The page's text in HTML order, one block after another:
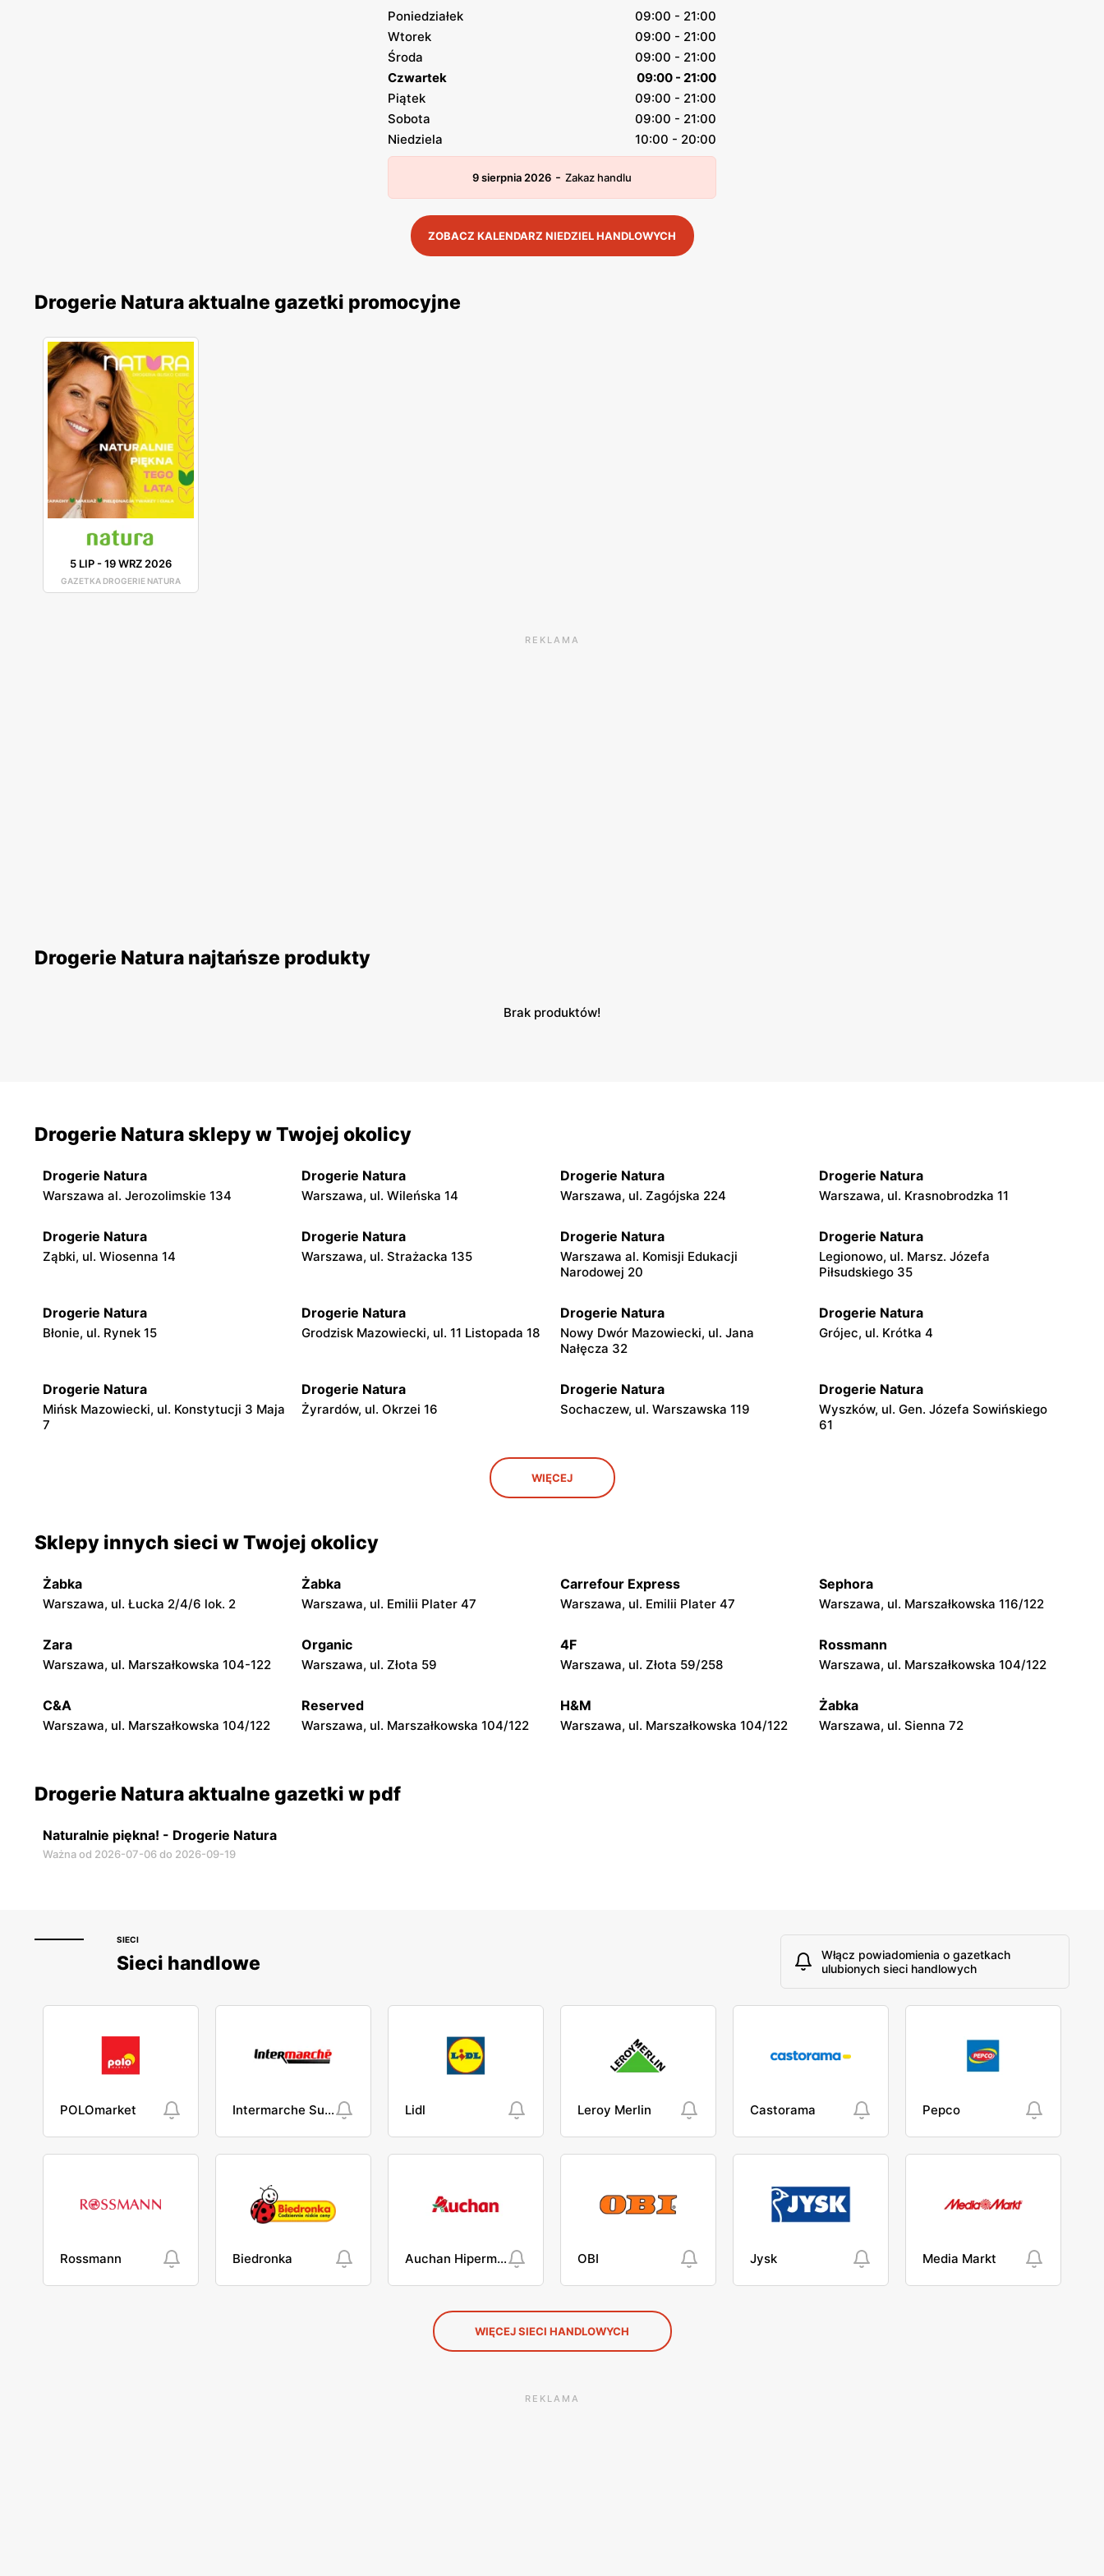
Poniedziałek
09:00 - 21:00
Wtorek
09:00 - 21:00
Środa
09:00 - 21:00
Czwartek
09:00 - 21:00
Piątek
09:00 - 21:00
Sobota
09:00 - 21:00
Niedziela
10:00 - 20:00
9 sierpnia 2026 - Zakaz handlu
ZOBACZ KALENDARZ NIEDZIEL HANDLOWYCH
Drogerie Natura aktualne gazetki promocyjne
5 LIP-19 WRZ 2026
GAZETKA DROGERIE NATURA
REKLAMA
Drogerie Natura najtańsze produkty
Brak produktów!
Drogerie Natura sklepy w Twojej okolicy
Drogerie Natura
Warszawa al. Jerozolimskie 134
Drogerie Natura
Warszawa, ul. Wileńska 14
Drogerie Natura
Warszawa, ul. Zagójska 224
Drogerie Natura
Warszawa, ul. Krasnobrodzka 11
Drogerie Natura
Ząbki, ul. Wiosenna 14
Drogerie Natura
Warszawa, ul. Strażacka 135
Drogerie Natura
Warszawa al. Komisji Edukacji
Narodowej 20
Drogerie Natura
Legionowo, ul. Marsz. Józefa
Piłsudskiego 35
Drogerie Natura
Błonie, ul. Rynek 15
Drogerie Natura
Grodzisk Mazowiecki, ul. 11 Listopada 18
Drogerie Natura
Nowy Dwór Mazowiecki, ul. Jana
Nałęcza 32
Drogerie Natura
Grójec, ul. Krótka 4
Drogerie Natura
Mińsk Mazowiecki, ul. Konstytucji 3 Maja
7
Drogerie Natura
Żyrardów, ul. Okrzei 16
Drogerie Natura
Sochaczew, ul. Warszawska 119
Drogerie Natura
Wyszków, ul. Gen. Józefa Sowińskiego
61
Drogerie Natura
Garwolin, ul. Krótka 1
Garwolin, ul. Sulbiny 3 Płońsk, ul. Wyszogrodzka 59
Drogerie Natura
Tomaszowska 40
Drogerie Natura Drogerie Natura Drogerie Natura
Słowackiego 1
Przasnysz, ul. Leszno 1 Płock, ul. Przemysłowa 1 Łuków, ul. Nowopijarska 9 D
Ostrołęka, ul. Gen. Augusta Emila
Fieldorfa Nila 11
WIĘCEJ
Sklepy innych sieci w Twojej okolicy
Żabka
Warszawa, ul. Łucka 2/4/6 lok. 2
Żabka
Warszawa, ul. Emilii Plater 47
Carrefour Express
Warszawa, ul. Emilii Plater 47
Sephora
Warszawa, ul. Marszałkowska 116/122
Zara
Warszawa, ul. Marszałkowska 104-122
Organic
Warszawa, ul. Złota 59
4F
Warszawa, ul. Złota 59/258
Rossmann
Warszawa, ul. Marszałkowska 104/122
C&A
Warszawa, ul. Marszałkowska 104/122
Reserved
Warszawa, ul. Marszałkowska 104/122
H&M
Warszawa, ul. Marszałkowska 104/122
Żabka
Warszawa, ul. Sienna 72
Drogerie Natura aktualne gazetki w pdf
Naturalnie piękna! - Drogerie Natura
Ważna od 2026-07-06 do 2026-09-19
SIECI
Sieci handlowe
Włącz powiadomienia o gazetkach
ulubionych sieci handlowych
POLOmarket Intermarche Super Lidl Leroy Merlin Castorama Pepco
Rossmann Biedronka Auchan Hipermarket OBI Jysk Media Markt
WIĘCEJ SIECI HANDLOWYCH
REKLAMA